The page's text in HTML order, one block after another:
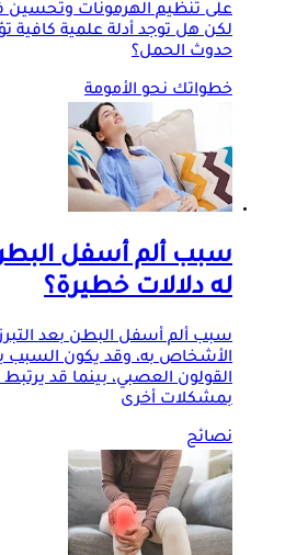
على تنظيم الهرمونات وتحسين
لكن هل توجد أدلة علمية كافية
حدوث الحمل؟
خطواتك نحو الأمومة
سبب ألم أسفل
له دلالات خطيرة؟
سبب ألم أسفل البطن بعد
الأشخاص به، وقد يكون السبب
القولون العصبي، بينما قد
بمشكلات أخرى
نصائح